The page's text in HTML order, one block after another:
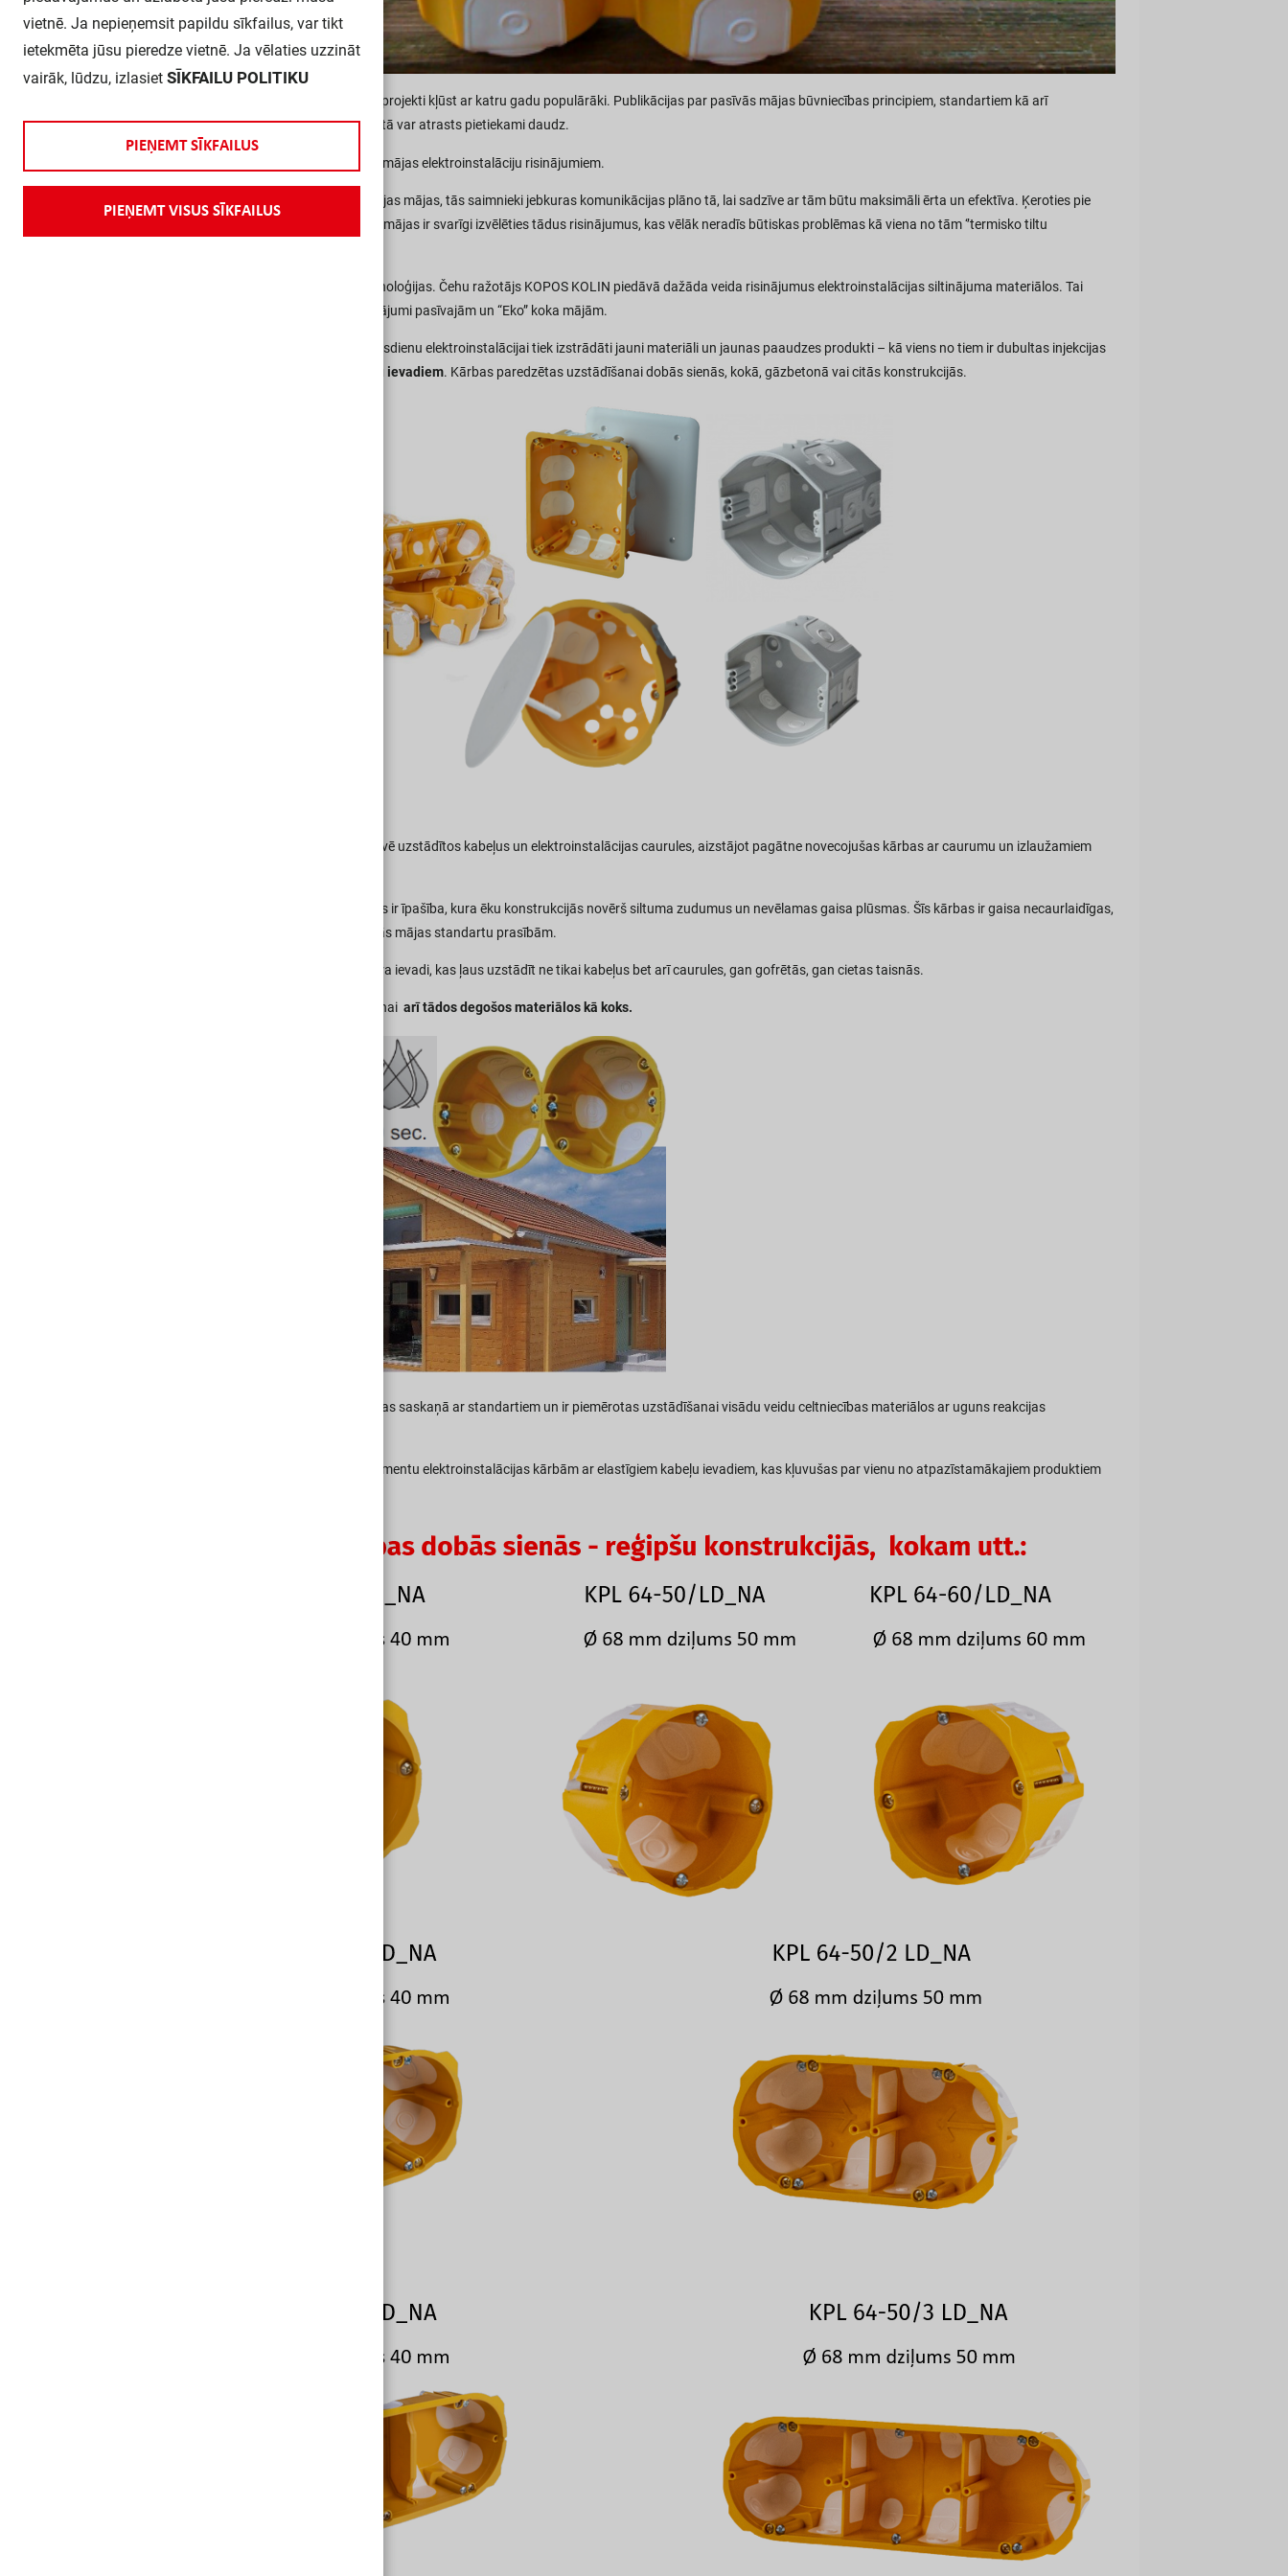
Pasīvo māju un koka karkasa māju projekti kļūst ar katru gadu populārāki. Publikācijas par pasīvās mājas būvniecības principiem, standartiem kā arī
izmantojamiem materiāliem internetā var atrasts pietiekami daudz.
Bet mēs gribam pastāstīt par privātmājas elektroinstalāciju risinājumiem.
Būvējot pasīvās vai citas konstrukcijas mājas, tās saimnieki jebkuras komunikācijas plāno tā, lai sadzīve ar tām būtu maksimāli ērta un efektīva. Ķeroties pie
elektroinstalāciju izbūves pasīvajās mājas ir svarīgi izvēlēties tādus risinājumus, kas vēlāk neradīs būtiskas problēmas kā viena no tām ‘’termisko tiltu
Problēmu atrisina mūsdienīgas tehnoloģijas. Čehu ražotājs KOPOS KOLIN piedāvā dažāda veida risinājumus elektroinstalācijas siltinājuma materiālos. Tai
skaitā ražotājam ir specializēti risinājumi pasīvajām un “Eko” koka mājām.
Svarīgi atzīmēt un ņemt vērā, ka mūsdienu elektroinstalācijai tiek izstrādāti jauni materiāli un jaunas paaudzes produkti – kā viens no tiem ir dubultas injekcijas
elastīgiem kabeļu ievadiem. Kārbas paredzētas uzstādīšanai dobās sienās, kokā, gāzbetonā vai citās konstrukcijās.
Elastīgas membrānas perfekti noblīvē uzstādītos kabeļus un elektroinstalācijas caurules, aizstājot pagātne novecojušas kārbas ar caurumu un izlaužamiem
Šis elastīgo kabeļu ievadu risinājums ir īpašība, kura ēku konstrukcijās novērš siltuma zudumus un nevēlamas gaisa plūsmas. Šīs kārbas ir gaisa necaurlaidīgas,
tāpēc to izmantošana atbilst pasīvās mājas standartu prasībām.
Kārbās ir paredzēti dažāda diametra ievadi, kas ļaus uzstādīt ne tikai kabeļus bet arī caurules, gan gofrētās, gan cietas taisnās.
KOPOS kārbas, ir drošas uzstādīšanai arī tādos degošos materiālos kā koks.
Visas kārbas ir ražotas un sertificētas saskaņā ar standartiem un ir piemērotas uzstādīšanai visādu veidu celtniecības materiālos ar uguns reakcijas
Kopos piedāvā klientiem plašu sortimentu elektroinstalācijas kārbām ar elastīgiem kabeļu ievadiem, kas kļuvušas par vienu no atpazīstamākajiem produktiem
vietnē. Ja nepieņemsit papildu sīkfailus, var tikt
ietekmēta jūsu pieredze vietnē. Ja vēlaties uzzināt
vairāk, lūdzu, izlasiet SĪKFAILU POLITIKU
PI EŅEMT SĪ KFAI LUS
PI EŅEMT VI SUS SĪ KFAI LUS